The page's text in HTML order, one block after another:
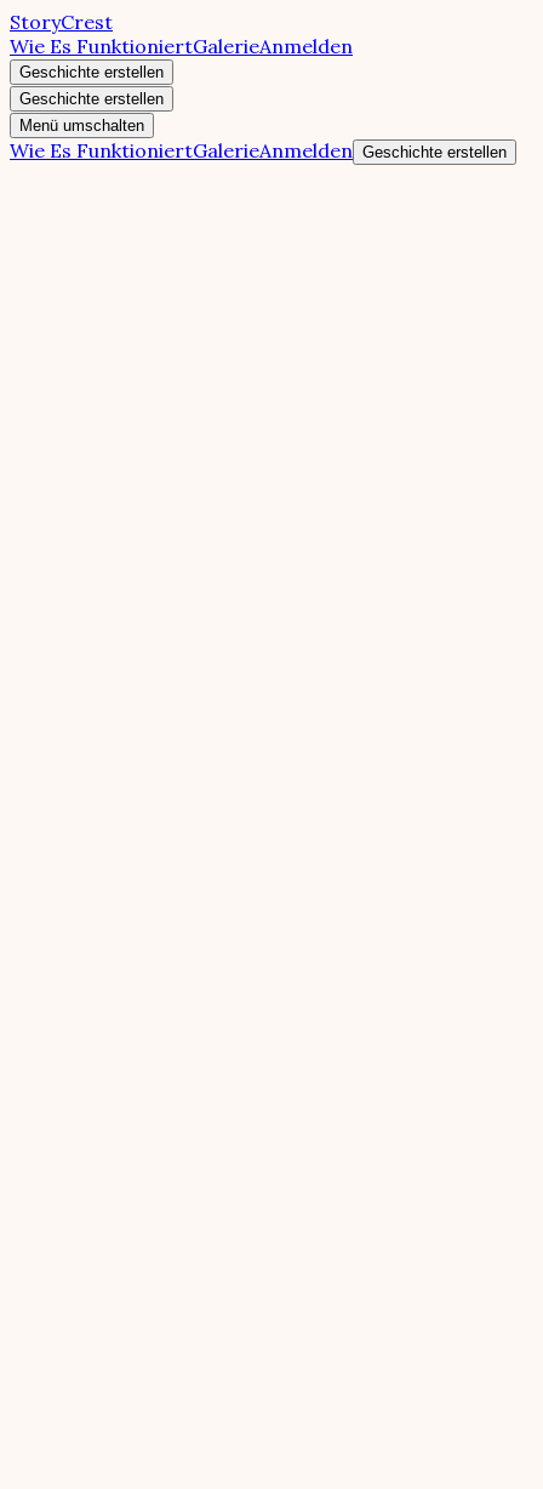
StoryCrest
Wie Es FunktioniertGalerieAnmelden
Geschichte erstellen
Geschichte erstellen
Menü umschalten
Wie Es FunktioniertGalerieAnmelden Geschichte erstellen